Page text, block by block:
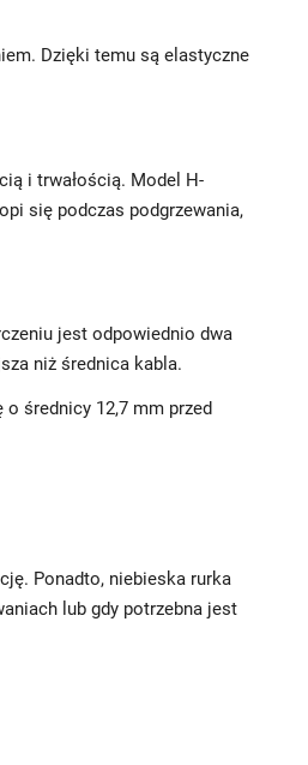
Dzięki temu są elastyczne
i trwałością. Model H-
się podczas podgrzewania,
jest odpowiednio dwa
niż średnica kabla.
średnicy 12,7 mm przed
Ponadto, niebieska rurka
lub gdy potrzebna jest